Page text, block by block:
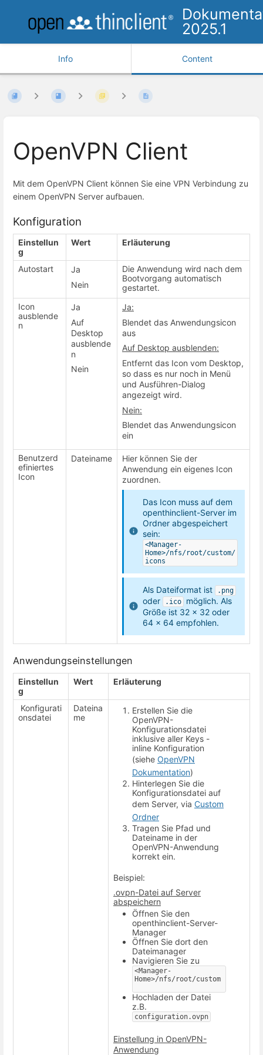
2025.1
Info Content
OpenVPN Client
Mit dem OpenVPN Client können Sie eine VPN Verbindung zu
einem OpenVPN Server aufbauen.
Konfiguration
Einstellun
g
Wert Erläuterung
Autostart
Ja
Nein
Die Anwendung wird nach dem
Bootvorgang automatisch
gestartet.
Icon
ausblende
n
Ja
Auf
Desktop
ausblende
n
Nein
Ja:
Blendet das Anwendungsicon
aus
Auf Desktop ausblenden:
Entfernt das Icon vom Desktop,
so dass es nur noch in Menü
und Ausführen-Dialog
angezeigt wird.
Nein:
Blendet das Anwendungsicon
ein
Benutzerd
efiniertes
Icon
Dateiname
Hier können Sie der
Anwendung ein eigenes Icon
zuordnen.
Das Icon muss auf dem
openthinclient-Server im
Ordner abgespeichert
sein:
<Manager-
Home>/nfs/root/custom/
icons
Als Dateiformat ist .png
oder .ico
möglich. Als
Größe ist 32 x 32 oder
64 x 64 empfohlen.
Anwendungseinstellungen
Einstellun
g
Wert Erläuterung
Konfigurati
onsdatei
Dateina
me
Erstellen Sie die
OpenVPN-
Konfigurationsdatei
inklusive aller Keys -
inline Konfiguration
(siehe OpenVPN
Dokumentation)
Hinterlegen Sie die
Konfigurationsdatei auf
dem Server, via Custom
Ordner
Tragen Sie Pfad und
Dateiname in der
OpenVPN-Anwendung
korrekt ein.
Beispiel:
.ovpn-Datei auf Server
abspeichern
Öffnen Sie den
openthinclient-Server-
Manager
Öffnen Sie dort den
Dateimanager
Navigieren Sie zu
<Manager-
Home>/nfs/root/custom
Hochladen der Datei
z.B.
configuration.ovpn
Einstellung in OpenVPN-
Anwendung